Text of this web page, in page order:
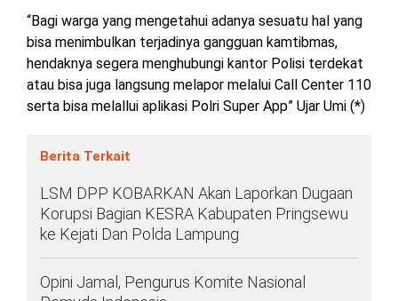
PERIKLANAN
PRIVASI
MEDIA
MEDIA
SIBER
KAMI
“Bagi warga yang mengetahui adanya sesuatu hal yang
bisa menimbulkan terjadinya gangguan kamtibmas,
hendaknya segera menghubungi kantor Polisi terdekat
atau bisa juga langsung melapor melalui Call Center 110
serta bisa melallui aplikasi Polri Super App” Ujar Umi (*)
Berita Terkait
LSM DPP KOBARKAN Akan Laporkan Dugaan
Korupsi Bagian KESRA Kabupaten Pringsewu
ke Kejati Dan Polda Lampung
Opini Jamal, Pengurus Komite Nasional